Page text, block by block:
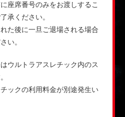
座席番号のみをお渡しするこ
承ください。
た後に一旦ご退場される場合
い。
ウルトラアスレチック内のス
ックの利用料金が別途発生い